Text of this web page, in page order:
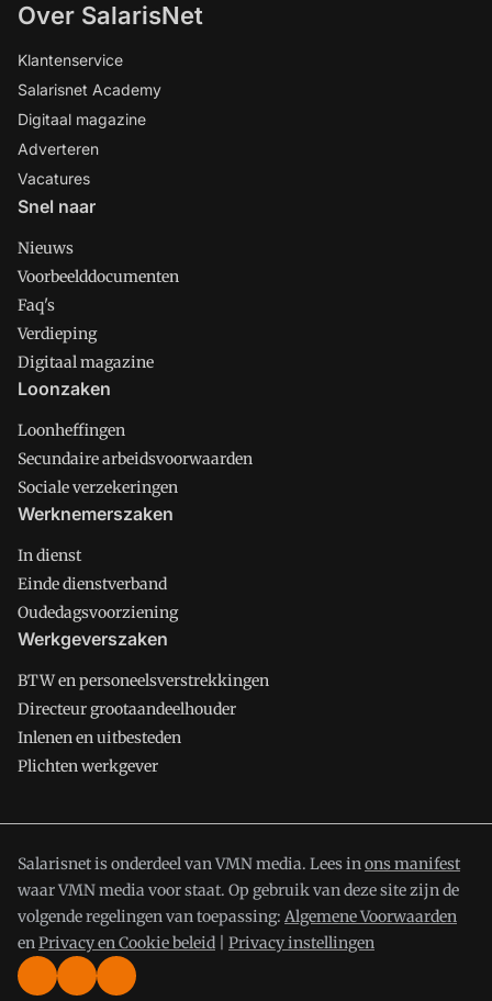
Over SalarisNet
Klantenservice
Salarisnet Academy
Digitaal magazine
Adverteren
Vacatures
Snel naar
Nieuws
Voorbeelddocumenten
Faq's
Verdieping
Digitaal magazine
Loonzaken
Loonheffingen
Secundaire arbeidsvoorwaarden
Sociale verzekeringen
Werknemerszaken
In dienst
Einde dienstverband
Oudedagsvoorziening
Werkgeverszaken
BTW en personeelsverstrekkingen
Directeur grootaandeelhouder
Inlenen en uitbesteden
Plichten werkgever
Salarisnet is onderdeel van VMN media. Lees inons manifest
waar VMN media voor staat. Op gebruik van deze site zijn de
volgende regelingen van toepassing: Algemene Voorwaarden
enPrivacy en Cookie beleid Privacy instellingen